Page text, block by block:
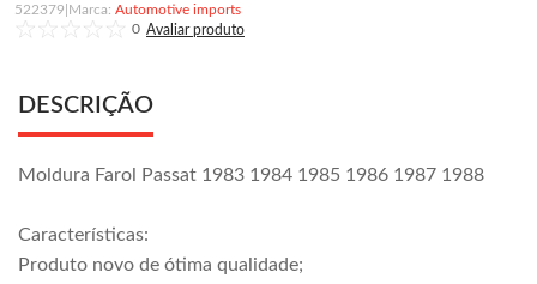
522379
Automotive imports
0
DESCRIÇÃO
Moldura Farol Passat 1983 1984 1985 1986 1987 1988
Características:
Produto novo de ótima qualidade;